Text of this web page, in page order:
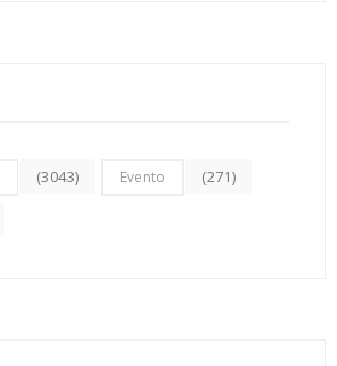
(3043) Evento (271)